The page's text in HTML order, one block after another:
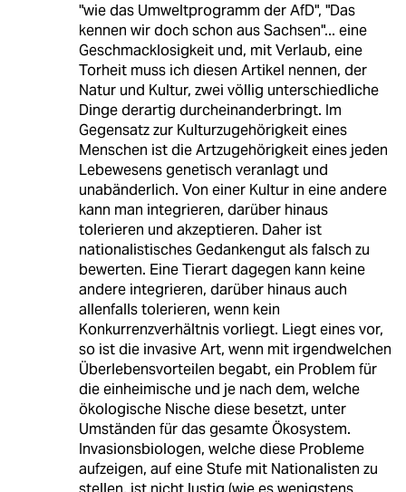
"wie das Umweltprogramm der AfD", "Das
kennen wir doch schon aus Sachsen"... eine
Geschmacklosigkeit und, mit Verlaub, eine
Torheit muss ich diesen Artikel nennen, der
Natur und Kultur, zwei völlig unterschiedliche
Dinge derartig durcheinanderbringt. Im
Gegensatz zur Kulturzugehörigkeit eines
Menschen ist die Artzugehörigkeit eines jeden
Lebewesens genetisch veranlagt und
unabänderlich. Von einer Kultur in eine andere
kann man integrieren, darüber hinaus
tolerieren und akzeptieren. Daher ist
nationalistisches Gedankengut als falsch zu
bewerten. Eine Tierart dagegen kann keine
andere integrieren, darüber hinaus auch
allenfalls tolerieren, wenn kein
Konkurrenzverhältnis vorliegt. Liegt eines vor,
so ist die invasive Art, wenn mit irgendwelchen
Überlebensvorteilen begabt, ein Problem für
die einheimische und je nach dem, welche
ökologische Nische diese besetzt, unter
Umständen für das gesamte Ökosystem.
Invasionsbiologen, welche diese Probleme
aufzeigen, auf eine Stufe mit Nationalisten zu